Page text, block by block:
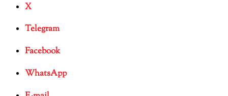
X
Telegram
Facebook
WhatsApp